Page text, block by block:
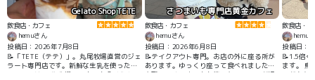
Gelato Shop TETE
飲食店・カフェ
hemuさん
投稿日：2026年7月8日
📝「TETE（テテ）」。丸尾牧場直営のジェ
ラート専門店です。新鮮な生乳を使ったジ
ェラートは、“牛乳嫌いの人でも食べられ
さつまいも専門店黄金カフェ
飲食店・カフェ
hemuさん
投稿日：2026年6月8日
📝テイクアウト専門。お店の外に座る所が
あります。ゆっくり座って食べれました。
鳥取県のさつまいもも使ったスイーツが沢
飲食店・カ
hemu
投稿日：
📝1.5倍ぐ
ます。 鳥
ーが有名